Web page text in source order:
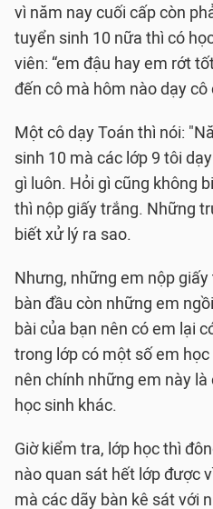
vì năm nay cuối cấp còn
tuyển sinh 10 nữa thì có
viên: “em đậu hay em rớt
đến cô mà hôm nào dạy cô
Một cô dạy Toán thì nói:
sinh 10 mà các lớp 9 tôi
gì luôn. Hỏi gì cũng không
thì nộp giấy trắng. Những
biết xử lý ra sao.
Nhưng, những em nộp
bàn đầu còn những em
bài của bạn nên có em lại
trong lớp có một số em
nên chính những em này
học sinh khác.
Giờ kiểm tra, lớp học thì
nào quan sát hết lớp được
mà các dãy bàn kê sát với